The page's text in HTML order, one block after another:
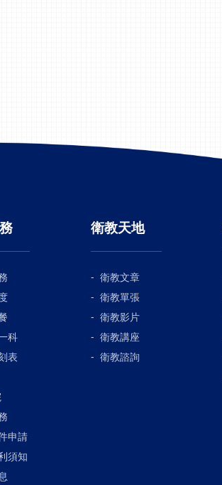
科
表
申請
須知
衛教天地
衛教文章
衛教單張
衛教影片
衛教講座
衛教諮詢